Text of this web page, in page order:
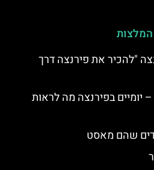
המלצות
"להכיר את פירנצה דרך
– יומיים בפירנצה מה לראות
שהם מאסט